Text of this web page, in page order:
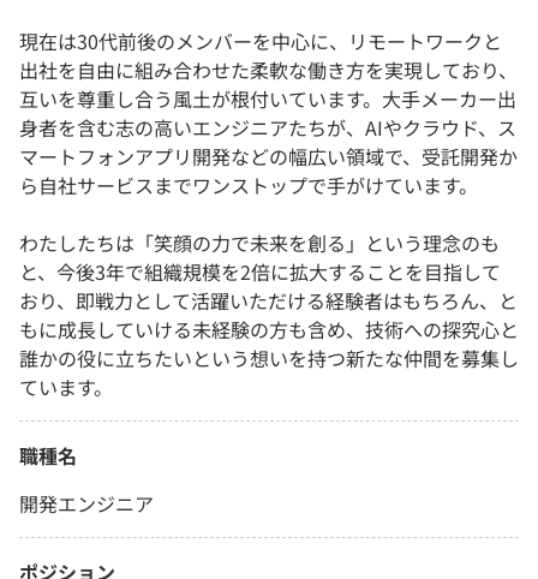
現在は30代前後のメンバーを中心に、リモートワークと
出社を自由に組み合わせた柔軟な働き方を実現しており、
互いを尊重し合う風土が根付いています。大手メーカー出
身者を含む志の高いエンジニアたちが、AIやクラウド、ス
マートフォンアプリ開発などの幅広い領域で、受託開発か
ら自社サービスまでワンストップで手がけています。
わたしたちは「笑顔の力で未来を創る」という理念のも
と、今後3年で組織規模を2倍に拡大することを目指して
おり、即戦力として活躍いただける経験者はもちろん、と
もに成長していける未経験の方も含め、技術への探究心と
誰かの役に立ちたいという想いを持つ新たな仲間を募集し
ています。
職種名
開発エンジニア
ポジション